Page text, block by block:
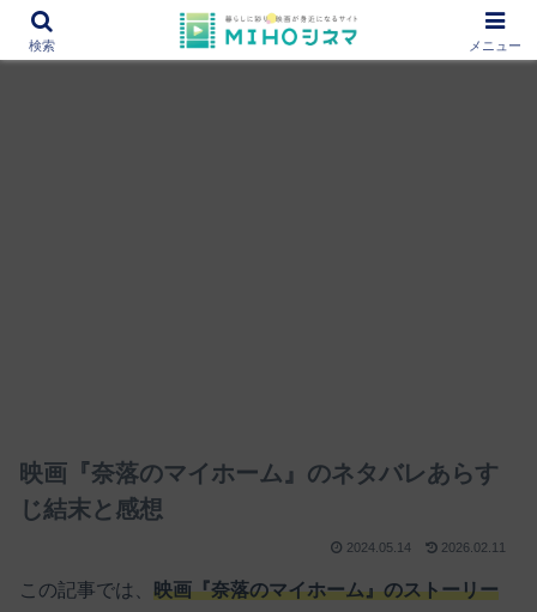
12000作品を紹介！あなたの映画図書館『MIHOシネマ』
映画『奈落のマイホーム』のネタバレあらす
じ結末と感想
2024.05.14 2026.02.11
この記事では、 映画『奈落のマイホーム』のストーリー
検索 メニュー